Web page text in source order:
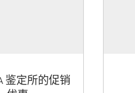
鉴定所的促销